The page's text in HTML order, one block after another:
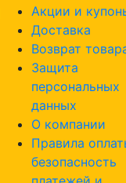
Акции и
Доставка
Возврат
Защита
персональных
данных
О компании
Правила
безопасность